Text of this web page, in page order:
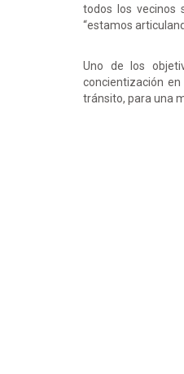
todos los vecinos
“estamos
Uno de los
concientización
tránsito, para una